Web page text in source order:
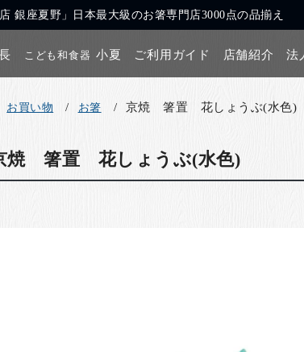
店 銀座夏野」日本最大級のお箸専門店3000点の品揃え
こども和食器 小夏 ご利用ガイド 店舗紹介 法
お買い物 お箸 京焼 箸置 花しょうぶ(水色)
焼 箸置 花しょうぶ(水色)